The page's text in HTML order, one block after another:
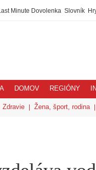
Minute Dovolenka Slovník
DOMOV REGIÓNY
Zdravie Žena, šport, rodina